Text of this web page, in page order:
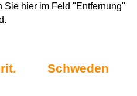
Sie hier im Feld "Entfernung"
Schweden